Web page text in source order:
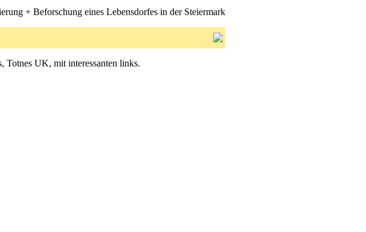
+ Beforschung eines Lebensdorfes in der Steiermark
UK, mit interessanten links.